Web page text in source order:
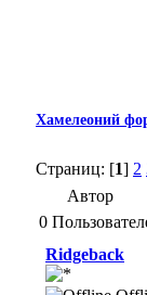
Хамелеоний
Страниц: [1] 2
Автор
0
Ridgeback